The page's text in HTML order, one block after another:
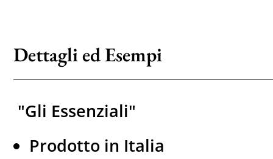
Dettagli ed Esempi
"Gli Essenziali"
Prodotto in Italia